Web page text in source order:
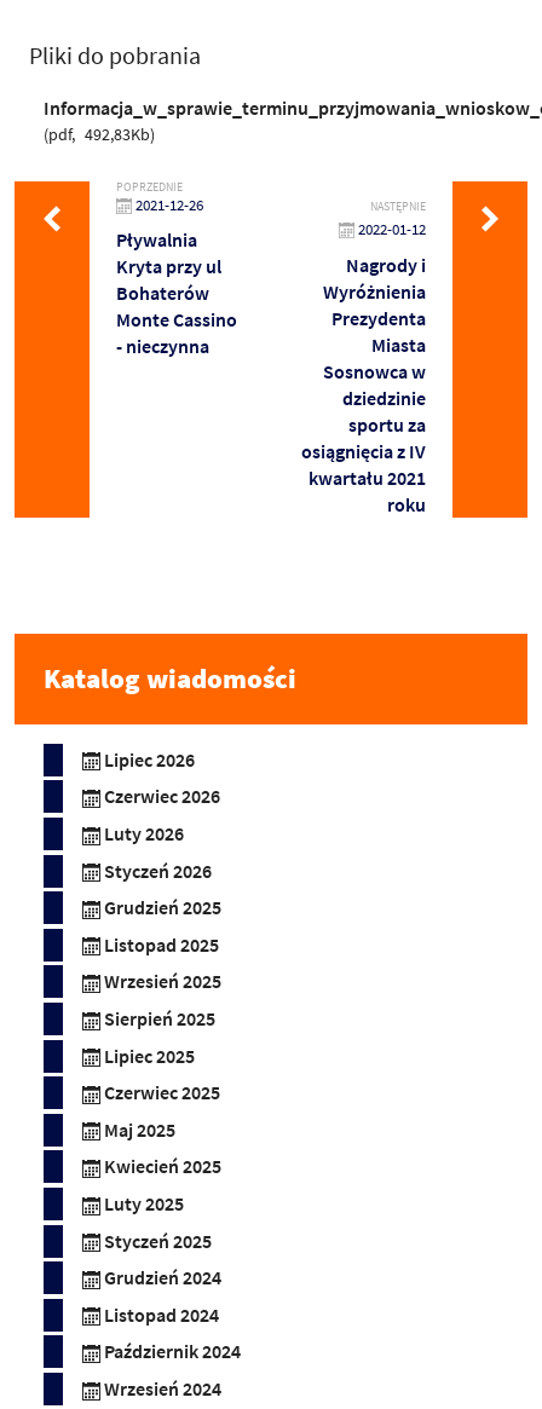
Pliki do pobrania
pdf 492,83Kb
POPRZEDNIE
2021-12-26
Pływalnia
Kryta przy ul
Bohaterów
Monte Cassino
- nieczynna
NASTĘPNIE
2022-01-12
Nagrody i
Wyróżnienia
Prezydenta
Miasta
Sosnowca w
dziedzinie
sportu za
osiągnięcia z IV
kwartału 2021
roku
Katalog wiadomości
Lipiec 2026
Czerwiec 2026
Luty 2026
Styczeń 2026
Grudzień 2025
Listopad 2025
Wrzesień 2025
Sierpień 2025
Lipiec 2025
Czerwiec 2025
Maj 2025
Kwiecień 2025
Luty 2025
Styczeń 2025
Grudzień 2024
Listopad 2024
Październik 2024
Wrzesień 2024